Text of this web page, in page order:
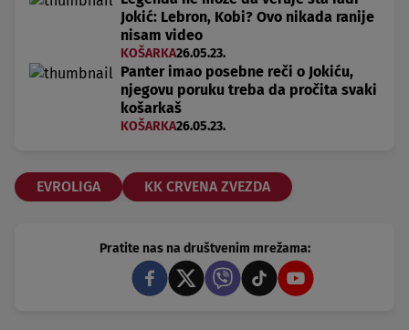
Jokić: Lebron, Kobi? Ovo nikada ranije
nisam video
KOŠARKA26.05.23.
Panter imao posebne reči o Jokiću,
njegovu poruku treba da pročita svaki
košarkaš
KOŠARKA26.05.23.
EVROLIGA KK CRVENA ZVEZDA
Pratite nas na društvenim mrežama: